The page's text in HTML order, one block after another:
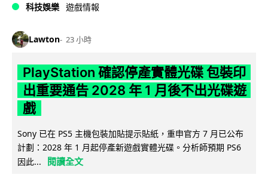
科技娛樂 遊戲情報
Lawton 23 小時
PlayStation 確認停產實體光碟 包裝印
出重要通告 2028 年 1 月後不出光碟遊
戲
Sony 已在 PS5 主機包裝加貼提示貼紙，重申官方 7 月已公布
計劃：2028 年 1 月起停產新遊戲實體光碟。分析師預期 PS6
因此...
閱讀全文